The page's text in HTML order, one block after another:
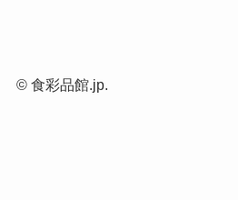
©食彩品館.jp.